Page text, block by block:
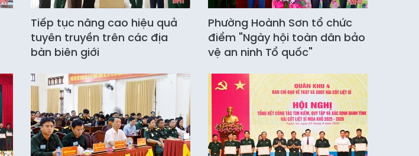
Tiếp tục nâng cao hiệu quả
tuyên truyền trên các địa
bàn biên giới
Phường Hoành Sơn tổ chức
điểm "Ngày hội toàn dân bảo
vệ an ninh Tổ quốc"